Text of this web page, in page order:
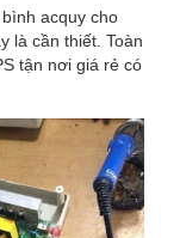
acquy cho
là cần thiết. Toàn
tận nơi giá rẻ có